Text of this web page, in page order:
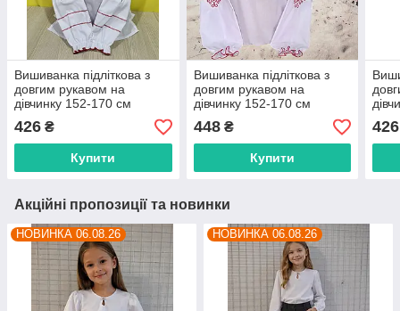
Вишиванка підліткова з
довгим рукавом на
дівчинку 152-170 см
"VYSHYVANKA" недорого
від прямого
постачальника
426 ₴
Купити
Вишиванка підліткова з
довгим рукавом на
дівчинку 152-170 см
"VYSHYVANKA" недорого
від прямого
постачальника
448₴
Купити
від
426
Акційні пропозиції та новинки
НОВИНКА 06.08.26 НОВИНКА 06.08.26